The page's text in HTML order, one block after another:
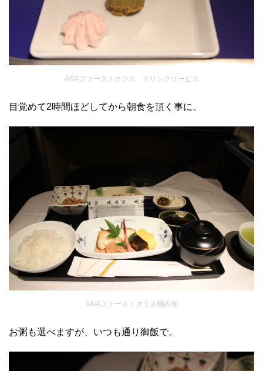
ANAファーストクラス ドリンクサービス
目覚めて2時間ほどしてから朝食を頂く事に。
ANAファーストクラス機内食
お粥も選べますが、いつも通り御飯で。